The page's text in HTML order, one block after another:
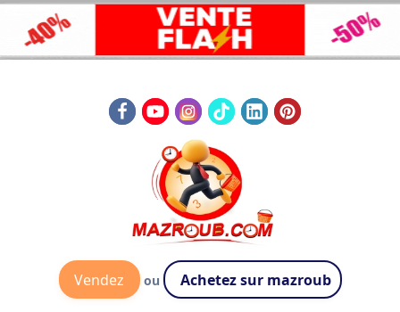
Vendez ou Achetez sur mazroub